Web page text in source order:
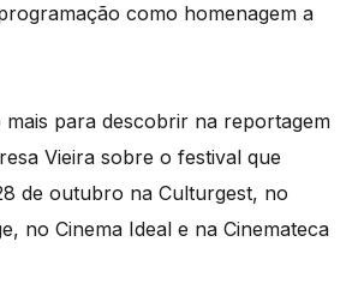
como homenagem a
mais para descobrir na reportagem
Vieira sobre o festival que
de outubro na Culturgest, no
no Cinema Ideal e na Cinemateca